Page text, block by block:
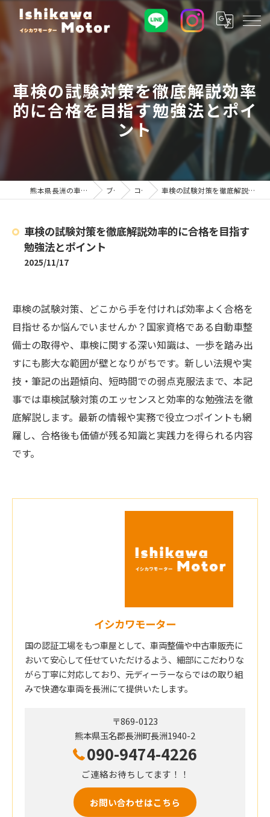
車検の試験対策を徹底解説効率
的に合格を目指す勉強法とポイ
ント
熊本県長洲の車屋ならイシカワモーター ブログ コラム 車検の試験対策を徹底解説効率的に合格を目指す勉強法とポイント
車検の試験対策を徹底解説効率的に合格を目指す
勉強法とポイント
2025/11/17
車検の試験対策、どこから手を付ければ効率よく合格を
目指せるか悩んでいませんか？国家資格である自動車整
備士の取得や、車検に関する深い知識は、一歩を踏み出
すにも膨大な範囲が壁となりがちです。新しい法規や実
技・筆記の出題傾向、短時間での弱点克服法まで、本記
事では車検試験対策のエッセンスと効率的な勉強法を徹
底解説します。最新の情報や実務で役立つポイントも網
羅し、合格後も価値が残る知識と実践力を得られる内容
です。
イシカワモーター
国の認証工場をもつ車屋として、車両整備や中古車販売に
おいて安心して任せていただけるよう、細部にこだわりな
がら丁寧に対応しており、元ディーラーならではの取り組
みで快適な車両を長洲にて提供いたします。
〒869-0123
熊本県玉名郡長洲町長洲1940-2
090-9474-4226
ご連絡お待ちしてます！！
お問い合わせはこちら